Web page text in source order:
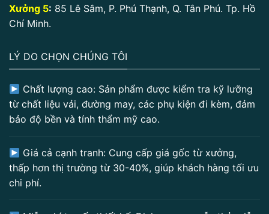
Xưởng 5: 85 Lê Sâm, P. Phú Thạnh, Q. Tân Phú. Tp. Hồ
Chí Minh.
LÝ DO CHỌN CHÚNG TÔI
Chất lượng cao: Sản phẩm được kiểm tra kỹ lưỡng
từ chất liệu vải, đường may, các phụ kiện đi kèm, đảm
bảo độ bền và tính thẩm mỹ cao.
Giá cả cạnh tranh: Cung cấp giá gốc từ xưởng,
thấp hơn thị trường từ 30-40%, giúp khách hàng tối ưu
chi phí.